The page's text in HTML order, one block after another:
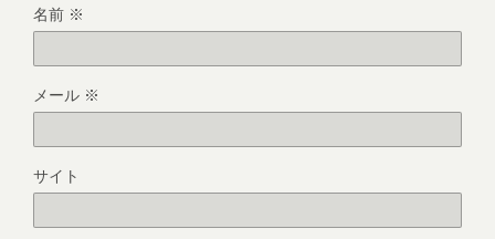
名前 ※
メール ※
サイト